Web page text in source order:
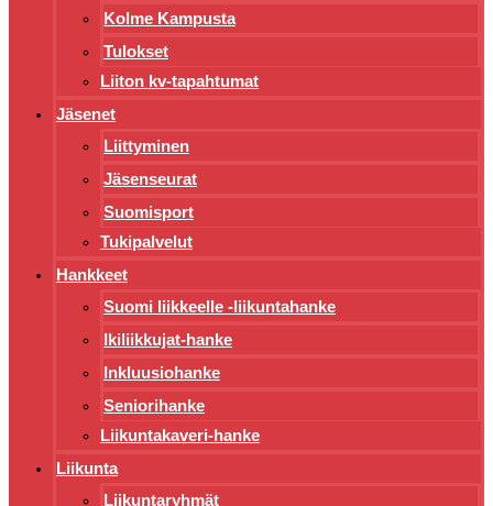
Kolme Kampusta
Tulokset
Liiton kv-tapahtumat
Jäsenet
Liittyminen
Jäsenseurat
Suomisport
Tukipalvelut
Hankkeet
Suomi liikkeelle -liikuntahanke
Ikiliikkujat-hanke
Inkluusiohanke
Seniorihanke
Liikuntakaveri-hanke
Liikunta
Liikuntaryhmät